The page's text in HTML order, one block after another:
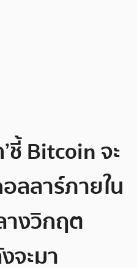
ชี้ Bitcoin จะ
ลลาร์ภายใน
งวิกฤต
จะมา